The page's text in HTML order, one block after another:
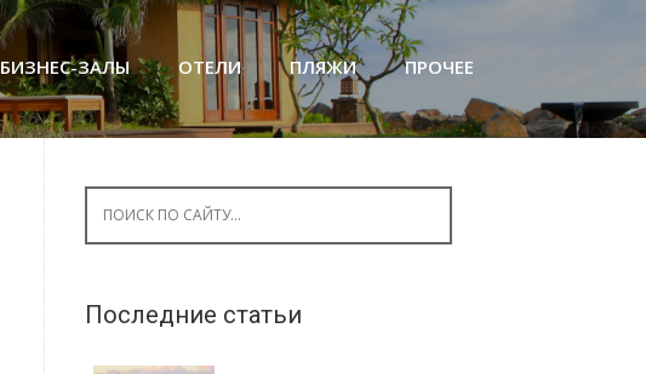
ПРОЧЕЕ
ПЛЯЖИ
ОТЕЛИ
БИЗНЕС-ЗАЛЫ
Последние статьи